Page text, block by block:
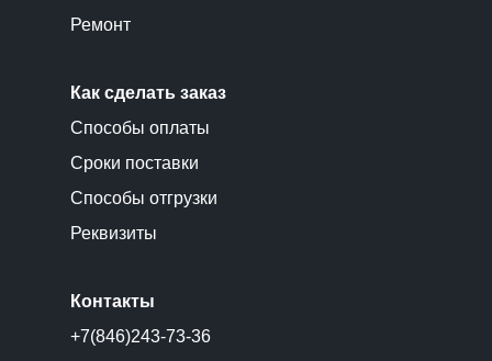
Ремонт
Как сделать заказ
Способы оплаты
Сроки поставки
Способы отгрузки
Реквизиты
Контакты
+7(846)243-73-36